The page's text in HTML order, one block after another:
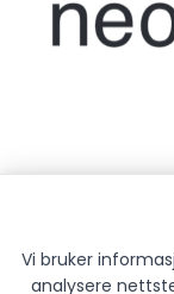
Besøk oss:
Vi bruker
analysere